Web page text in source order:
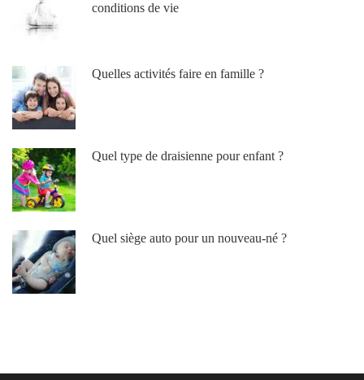
conditions de vie
Quelles activités faire en famille ?
Quel type de draisienne pour enfant ?
Quel siège auto pour un nouveau-né ?